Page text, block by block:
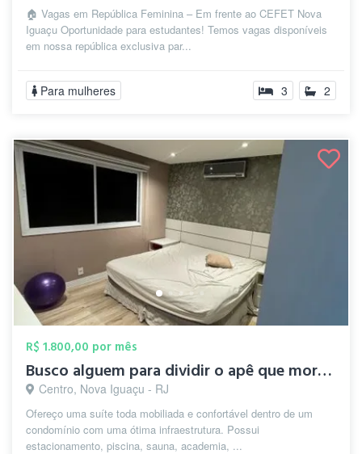
🏠 Vagas em República Feminina – Em frente ao CEFET Nova
Iguaçu Oportunidade para estudantes! Temos vagas disponíveis
em nossa república exclusiva par...
Para mulheres 3 2
R$ 1.800,00 por mês
Busco alguem para dividir o apê que moro...
Centro, Nova Iguaçu - RJ
Ofereço uma suíte toda mobiliada e confortável dentro de um
condomínio com uma ótima infraestrutura. Possui
estacionamento, piscina, sauna, academia, ...